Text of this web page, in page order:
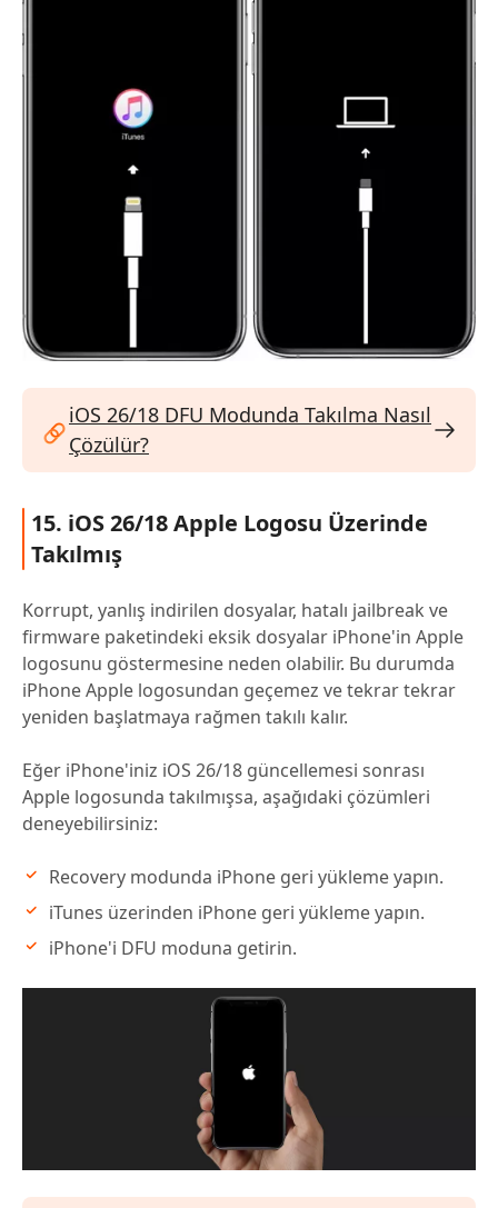
iOS 26/18 DFU Modunda Takılma Nasıl
Çözülür?
15. iOS 26/18 Apple Logosu Üzerinde
Takılmış
Korrupt, yanlış indirilen dosyalar, hatalı jailbreak ve
firmware paketindeki eksik dosyalar iPhone'in Apple
logosunu göstermesine neden olabilir. Bu durumda
iPhone Apple logosundan geçemez ve tekrar tekrar
yeniden başlatmaya rağmen takılı kalır.
Eğer iPhone'iniz iOS 26/18 güncellemesi sonrası
Apple logosunda takılmışsa, aşağıdaki çözümleri
deneyebilirsiniz:
Recovery modunda iPhone geri yükleme yapın.
iTunes üzerinden iPhone geri yükleme yapın.
iPhone'i DFU moduna getirin.